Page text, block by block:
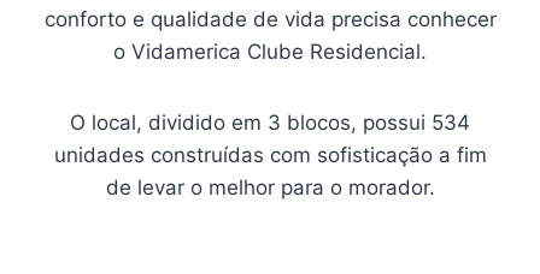
conforto e qualidade de vida precisa conhecer
o Vidamerica Clube Residencial.
O local, dividido em 3 blocos, possui 534
unidades construídas com sofisticação a fim
de levar o melhor para o morador.